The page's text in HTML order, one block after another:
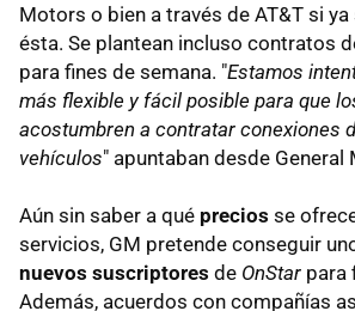
Motors o bien a través de AT&T si
ésta. Se plantean incluso contratos
para fines de semana. "Estamos
más flexible y fácil posible para que
acostumbren a contratar conexiones
vehículos" apuntaban desde General
Aún sin saber a qué precios se
servicios, GM pretende conseguir
nuevos suscriptores de OnStar para
Además, acuerdos con compañías